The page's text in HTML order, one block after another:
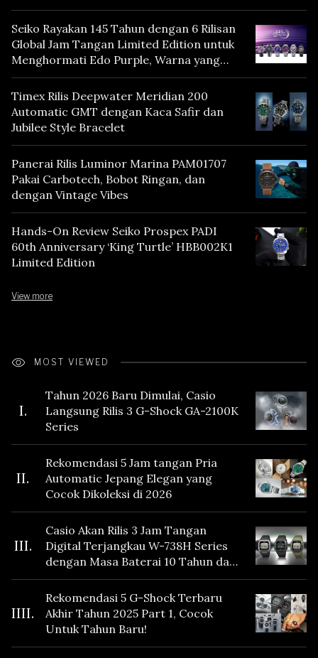
Seiko Rayakan 145 Tahun dengan 6 Rilisan
Global Jam Tangan Limited Edition untuk
Menghormati Edo Purple, Warna yang
Mencerminkan Warisan Tokyo
Timex Rilis Deepwater Meridian 200
Automatic GMT dengan Kaca Safir dan
Jubilee Style Bracelet
Panerai Rilis Luminor Marina PAM01707
Pakai Carbotech, Bobot Ringan, dan
dengan Vintage Vibes
Hands-On Review Seiko Prospex PADI
60th Anniversary ‘King Turtle’ HBB002K1
Limited Edition
View more
MOST VIEWED
I.
Tahun 2026 Baru Dimulai, Casio
Langsung Rilis 3 G-Shock GA-2100K
Series
II.
Rekomendasi 5 Jam tangan Pria
Automatic Jepang Elegan yang
Cocok Dikoleksi di 2026
III.
Casio Akan Rilis 3 Jam Tangan
Digital Terjangkau W-738H Series
dengan Masa Baterai 10 Tahun dan
Fitur Vibration
IIII.
Rekomendasi 5 G-Shock Terbaru
Akhir Tahun 2025 Part 1, Cocok
Untuk Tahun Baru!